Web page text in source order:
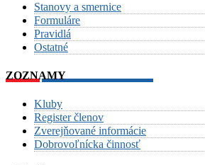
Stanovy a smernice
Formuláre
Pravidlá
Ostatné
ZOZNAMY
Kluby
Register členov
Zverejňované informácie
Dobrovoľnícka činnosť